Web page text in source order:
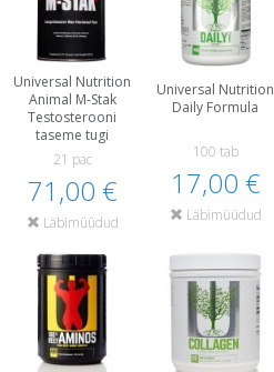
Universal Nutrition
Animal M-Stak
Testosterooni
taseme tugi
21 pac
71,00 €
Läbimüüdud
Universal Nutrition
Daily Formula
100 tab
17,00 €
Läbimüüdud